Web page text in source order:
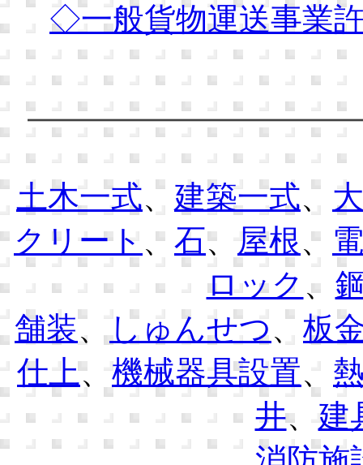
◇一般貨物運送事業
土木一式、 建築一式、
クリート 、 石、 屋根、
ロック 、
舗装、 しゅんせつ、 板
仕上、 機械器具設置、
井、 建